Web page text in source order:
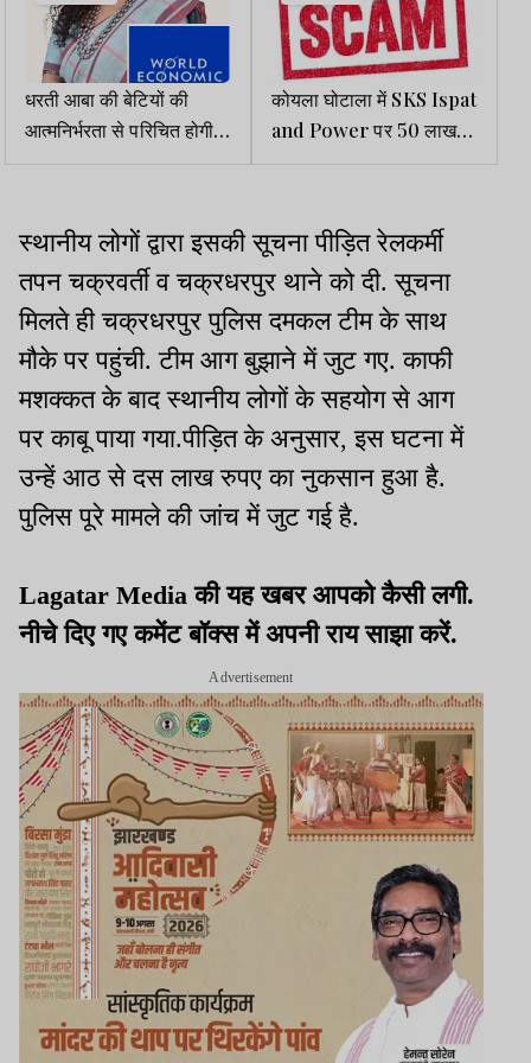
धरती आबा की बेटियों की
आत्मनिर्भरता से परिचित होगी
दुनियाः कल्पना सोरेन
कोयला घोटाला में SKS Ispat
and Power पर 50 लाख
का दंड
स्थानीय लोगों द्वारा इसकी सूचना पीड़ित रेलकर्मी
तपन चक्रवर्ती व चक्रधरपुर थाने को दी. सूचना
मिलते ही चक्रधरपुर पुलिस दमकल टीम के साथ
मौके पर पहुंची. टीम आग बुझाने में जुट गए. काफी
मशक्कत के बाद स्थानीय लोगों के सहयोग से आग
पर काबू पाया गया.पीड़ित के अनुसार, इस घटना में
उन्हें आठ से दस लाख रुपए का नुकसान हुआ है.
पुलिस पूरे मामले की जांच में जुट गई है.
Lagatar Media की यह खबर आपको कैसी लगी.
नीचे दिए गए कमेंट बॉक्स में अपनी राय साझा करें.
Advertisement